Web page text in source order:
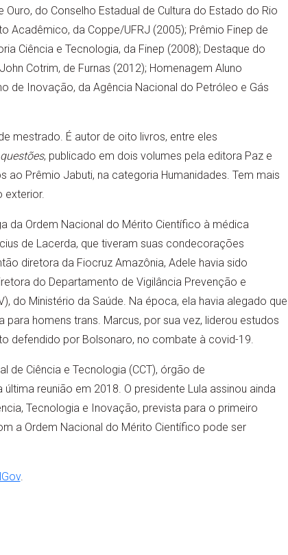
do Conselho Estadual de Cultura do Estado do Rio
Acadêmico, da Coppe/UFRJ (2005); Prêmio Finep de
Ciência e Tecnologia, da Finep (2008); Destaque do
Cotrim, de Furnas (2012); Homenagem Aluno
de Inovação, da Agência Nacional do Petróleo e Gás
mestrado. É autor de oito livros, entre eles
, publicado em dois volumes pela editora Paz e
ao Prêmio Jabuti, na categoria Humanidades. Tem mais
exterior.
da Ordem Nacional do Mérito Científico à médica
de Lacerda, que tiveram suas condecorações
diretora da Fiocruz Amazônia, Adele havia sido
do Departamento de Vigilância Prevenção e
do Ministério da Saúde. Na época, ela havia alegado que
homens trans. Marcus, por sua vez, liderou estudos
defendido por Bolsonaro, no combate à covid-19.
de Ciência e Tecnologia (CCT), órgão de
reunião em 2018. O presidente Lula assinou ainda
Tecnologia e Inovação, prevista para o primeiro
a Ordem Nacional do Mérito Científico pode ser
.